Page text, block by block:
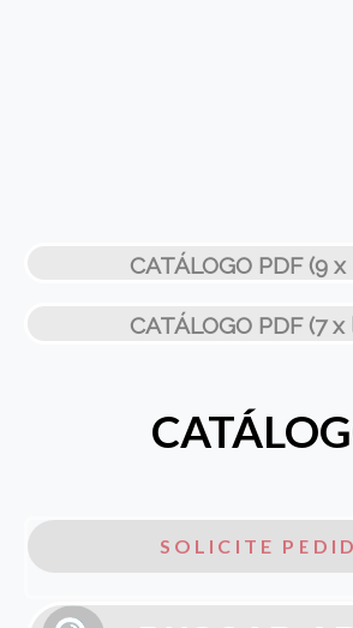
CATÁLOGO PDF (9
CATÁLOGO PDF (7
SOLICITE